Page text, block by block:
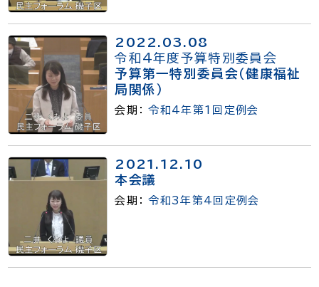
2022.03.08
令和4年度予算特別委員会
予算第一特別委員会（健康福祉
局関係）
会期：令和4年第1回定例会
2021.12.10
本会議
会期：令和3年第4回定例会